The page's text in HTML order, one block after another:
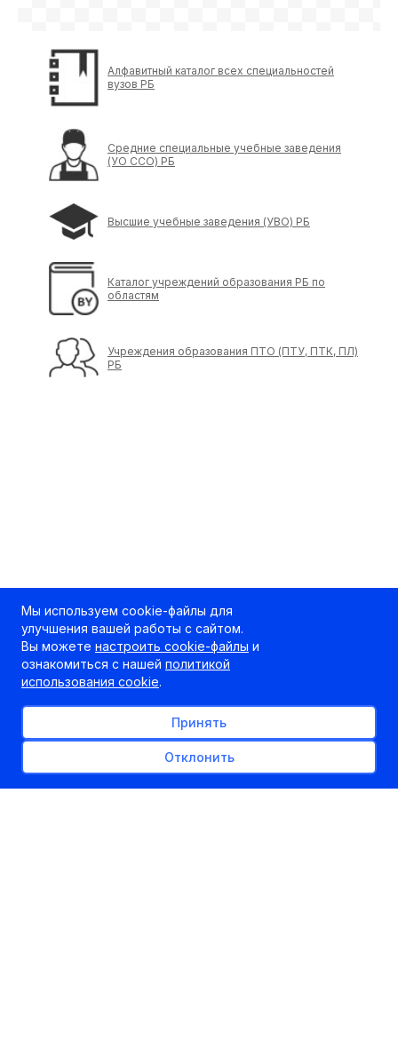
Алфавитный каталог всех специальностей
вузов РБ
Средние специальные учебные заведения
(УО ССО) РБ
Высшие учебные заведения (УВО) РБ
Каталог учреждений образования РБ по
областям
Учреждения образования ПТО (ПТУ, ПТК, ПЛ)
РБ
Мы используем cookie-файлы для
улучшения вашей работы с сайтом.
Вы можете настроить cookie-файлы и
ознакомиться с нашей политикой
использования cookie.
Принять
Отклонить